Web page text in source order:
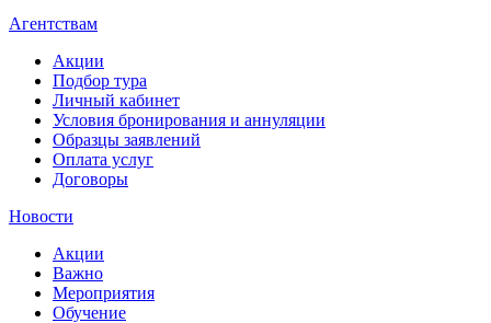
Агентствам
Акции
Подбор тура
Личный кабинет
Условия бронирования и аннуляции
Образцы заявлений
Оплата услуг
Договоры
Новости
Акции
Важно
Мероприятия
Обучение